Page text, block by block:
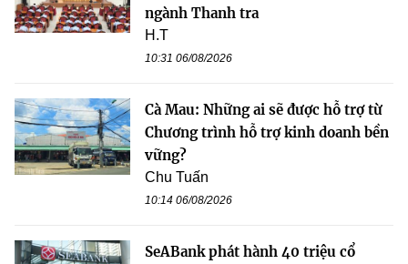
ngành Thanh tra
H.T
10:31 06/08/2026
Cà Mau: Những ai sẽ được hỗ trợ từ
Chương trình hỗ trợ kinh doanh bền
vững?
Chu Tuấn
10:14 06/08/2026
SeABank phát hành 40 triệu cổ